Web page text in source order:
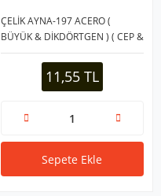
ÇELİK AYNA-197 ACERO (
BÜYÜK & DİKDÖRTGEN ) ( CEP &
ÇANTA ) MAKYAJ AYNASI
(8,5X11,5CM)*12X12
11,55 TL
Sepete Ekle